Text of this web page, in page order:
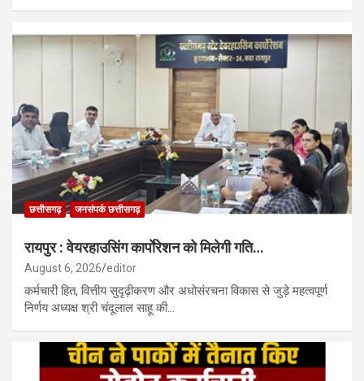
छत्तीसगढ़ जनसंपर्क छत्तीसगढ़
रायपुर : वेयरहाउसिंग कार्पाेरेशन को मिलेगी गति…
August 6, 2026 editor
कर्मचारी हित, वित्तीय सुदृढ़ीकरण और अधोसंरचना विकास से जुड़े महत्वपूर्ण
निर्णय अध्यक्ष श्री चंदूलाल साहू की…